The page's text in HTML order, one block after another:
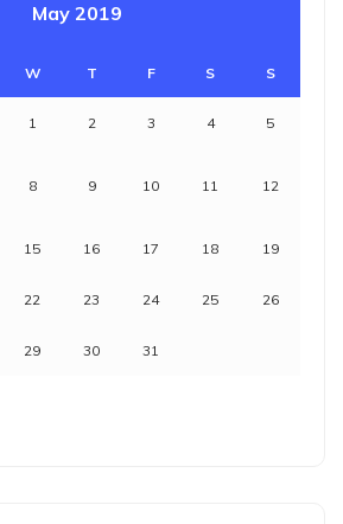
May 2019
W T F S S
1 2 3 4 5
8 9 10 11 12
15 16 17 18 19
22 23 24 25 26
29 30 31